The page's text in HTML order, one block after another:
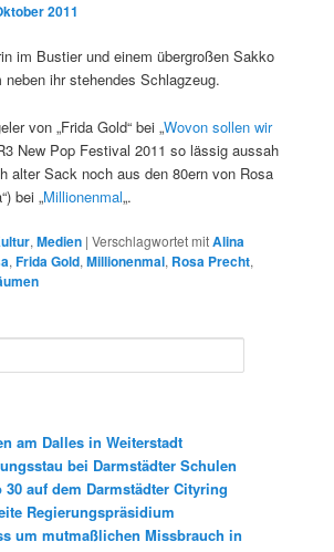
2011
im Bustier und einem übergroßen Sakko
ihr stehendes Schlagzeug.
von „Frida Gold“ bei „Wovon sollen wir
New Pop Festival 2011 so lässig aussah
alter Sack noch aus den 80ern von Rosa
bei „Millionenmal„.
,Medien |Verschlagwortet mitAlina
,Frida Gold,Millionenmal, Rosa Precht,
am Dalles in Weiterstadt
bei Darmstädter Schulen
30 auf dem Darmstädter Cityring
Regierungspräsidium
um mutmaßlichen Missbrauch in